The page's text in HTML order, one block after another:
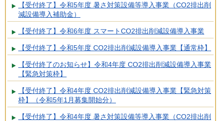
【受付終了】令和5年度 暑さ対策設備等導入事業（CO2排出削
減設備導入補助金）
【受付終了】令和6年度 スマートCO2排出削減設備導入事業
【受付終了】令和5年度 CO2排出削減設備導入事業【通常枠】
【受付終了のお知らせ】令和4年度 CO2排出削減設備導入事業
【緊急対策枠】
【受付終了】令和4年度 CO2排出削減設備導入事業【緊急対策
枠】（令和5年1月募集開始分）
【受付終了】令和4年度 暑さ対策設備等導入事業（CO2排出削